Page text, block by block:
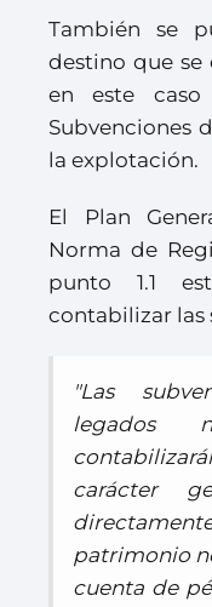
También se
destino que se
en este caso
Subvenciones
la explotación.
El Plan
Norma de
punto 1.1
contabilizar las
"Las
legados
carácter
patrimonio
cuenta de